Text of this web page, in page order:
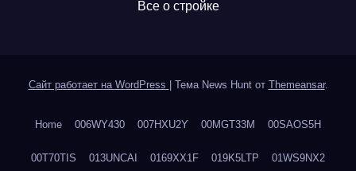
Все о стройке
Сайт работает на WordPress Тема News Hunt от Themeansar.
Home 006WY430 007HXU2Y 00MGT33M 00SAOS5H
00T70TIS 013UNCAI 0169XX1F 019K5LTP 01WS9NX2